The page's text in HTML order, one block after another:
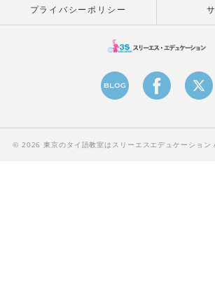
プライバシーポリシー
© 2026 東京のタイ語教室はスリーエスエデュケーション